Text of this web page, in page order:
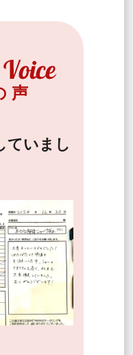
声
ていまし